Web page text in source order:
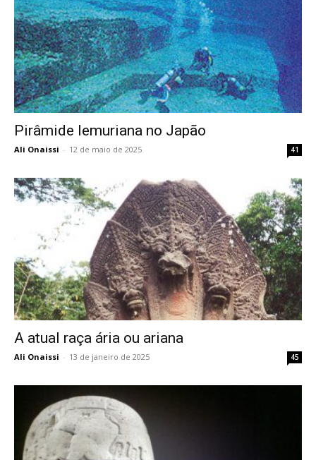
Pirâmide lemuriana no Japão
Ali Onaissi - 12 de maio de 2025 41
A atual raça ária ou ariana
Ali Onaissi - 13 de janeiro de 2025 45